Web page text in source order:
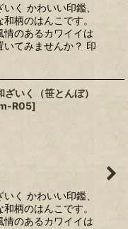
く かわいい印鑑、
柄のはんこです。
のあるカワイイは
いてみませんか？ 印
いく（笹とんぼ）
R05]
く かわいい印鑑、
柄のはんこです。
のあるカワイイは